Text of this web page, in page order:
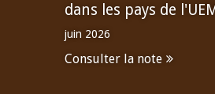
dans les pays de
juin 2026
Consulter la note